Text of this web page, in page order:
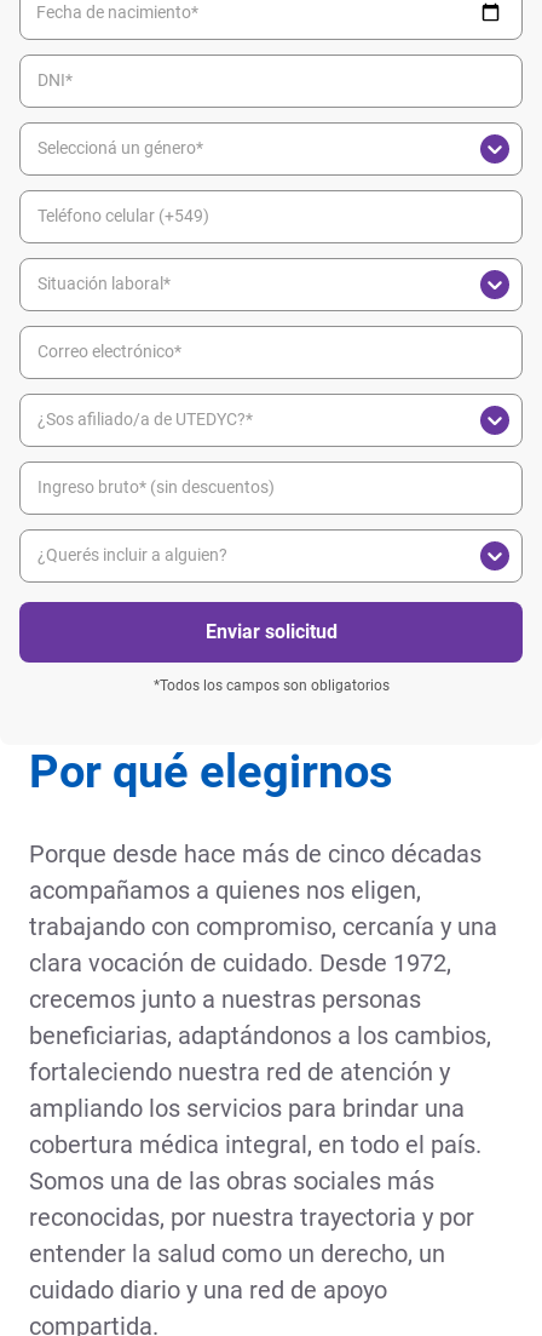
Por qué elegirnos
Porque desde hace más de cinco décadas
acompañamos a quienes nos eligen,
trabajando con compromiso, cercanía y una
clara vocación de cuidado. Desde 1972,
crecemos junto a nuestras personas
beneficiarias, adaptándonos a los cambios,
fortaleciendo nuestra red de atención y
ampliando los servicios para brindar una
cobertura médica integral, en todo el país.
Somos una de las obras sociales más
reconocidas, por nuestra trayectoria y por
entender la salud como un derecho, un
cuidado diario y una red de apoyo
compartida.
Fecha de nacimiento*
*Todos los campos son obligatorios